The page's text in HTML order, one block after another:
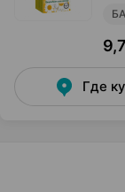
Где